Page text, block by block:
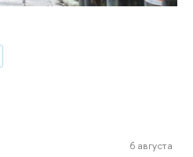
6 августа